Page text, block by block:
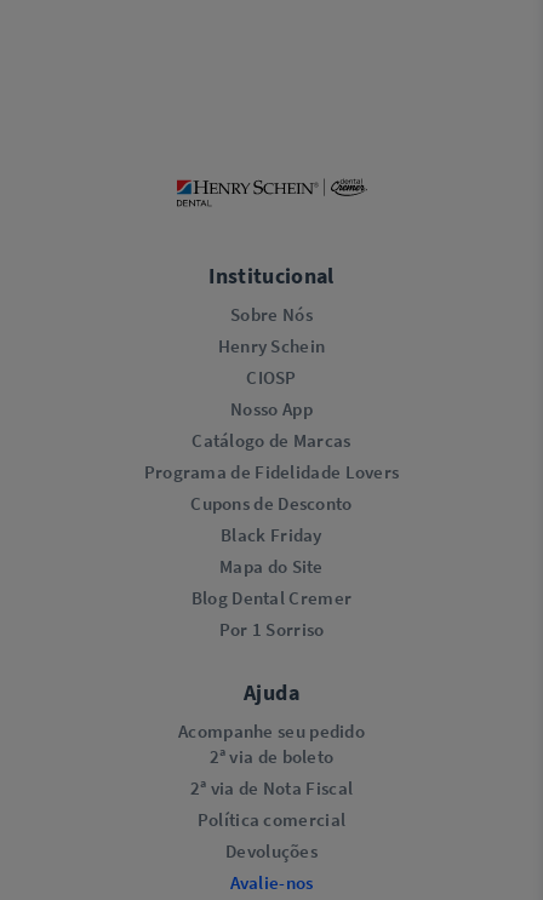
Institucional
Sobre Nós
Henry Schein
CIOSP
Nosso App
Catálogo de Marcas
Programa de Fidelidade Lovers​
Cupons de Desconto
Black Friday
Mapa do Site
Blog Dental Cremer
Por 1 Sorriso
Ajuda
Acompanhe seu pedido
2ª via de boleto
2ª via de Nota Fiscal
Política comercial
Devoluções
Avalie-nos